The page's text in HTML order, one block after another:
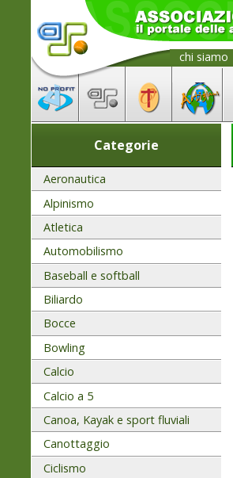
chi siamo
Categorie
Aeronautica
Alpinismo
Atletica
Automobilismo
Baseball e softball
Biliardo
Bocce
Bowling
Calcio
Calcio a 5
Canoa, Kayak e sport fluviali
Canottaggio
Ciclismo